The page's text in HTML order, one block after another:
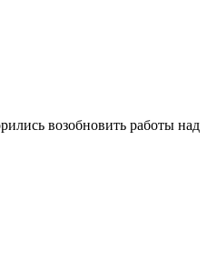
возобновить работы над